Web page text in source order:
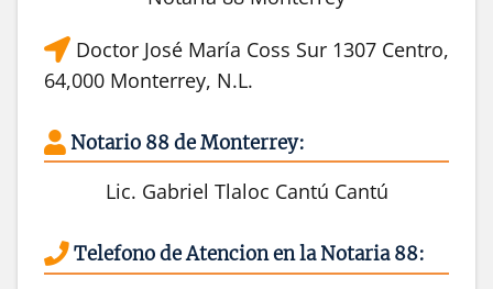
Doctor José María Coss Sur 1307 Centro,
64,000 Monterrey, N.L.
Notario 88 de Monterrey:
Lic. Gabriel Tlaloc Cantú Cantú
Telefono de Atencion en la Notaria 88: